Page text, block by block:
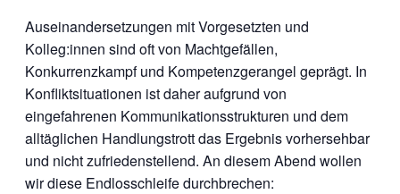
Auseinandersetzungen mit Vorgesetzten und
Kolleg:innen sind oft von Machtgefällen,
Konkurrenzkampf und Kompetenzgerangel geprägt. In
Konfliktsituationen ist daher aufgrund von
eingefahrenen Kommunikationsstrukturen und dem
alltäglichen Handlungstrott das Ergebnis vorhersehbar
und nicht zufriedenstellend. An diesem Abend wollen
wir diese Endlosschleife durchbrechen: